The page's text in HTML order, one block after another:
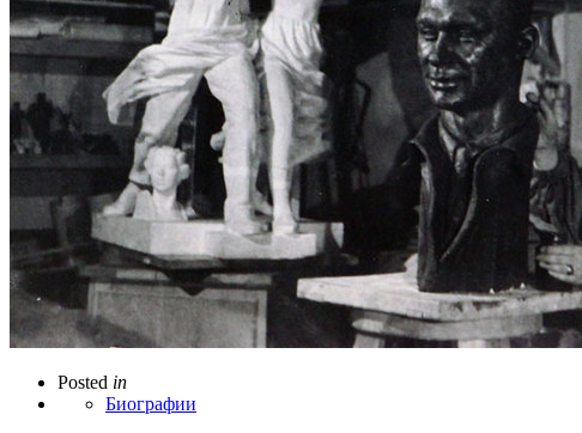
Posted in
Биографии